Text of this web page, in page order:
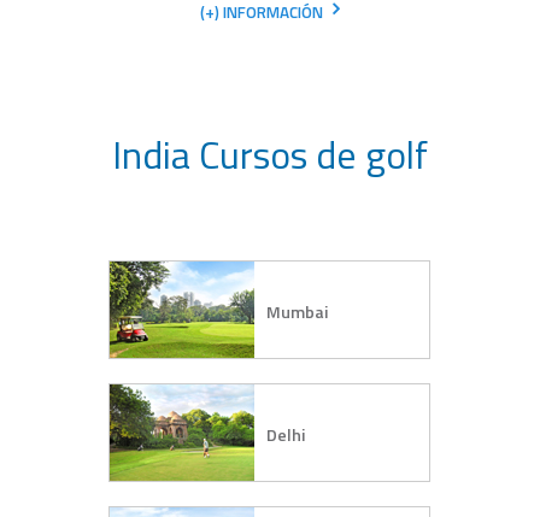
(+) INFORMACIÓN
India Cursos de golf
Mumbai
Delhi